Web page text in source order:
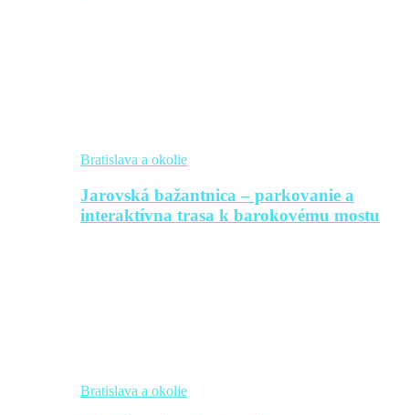
Bratislava a okolie
Jarovská bažantnica – parkovanie a
interaktívna trasa k barokovému mostu
Bratislava a okolie